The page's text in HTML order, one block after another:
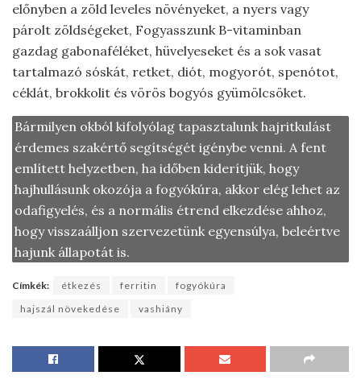
előnyben a zöld leveles növényeket, a nyers vagy
párolt zöldségeket, Fogyasszunk B-vitaminban
gazdag gabonaféléket, hüvelyeseket és a sok vasat
tartalmazó sóskát, retket, diót, mogyorót, spenótot,
céklát, brokkolit és vörös bogyós gyümölcsöket.
Bármilyen okból kifolyólag tapasztalunk hajritkulást
érdemes szakértő segítségét igénybe venni. A fent
említett helyzetben, ha időben kiderítjük, hogy
hajhullásunk okozója a fogyókúra, akkor elég lehet az
odafigyelés, és a normális étrend elkezdése ahhoz,
hogy visszaálljon szervezetünk egyensúlya, beleértve
hajunk állapotát is.
Címkék: étkezés ferritin
fogyókúra
hajszál növekedése
vashiány